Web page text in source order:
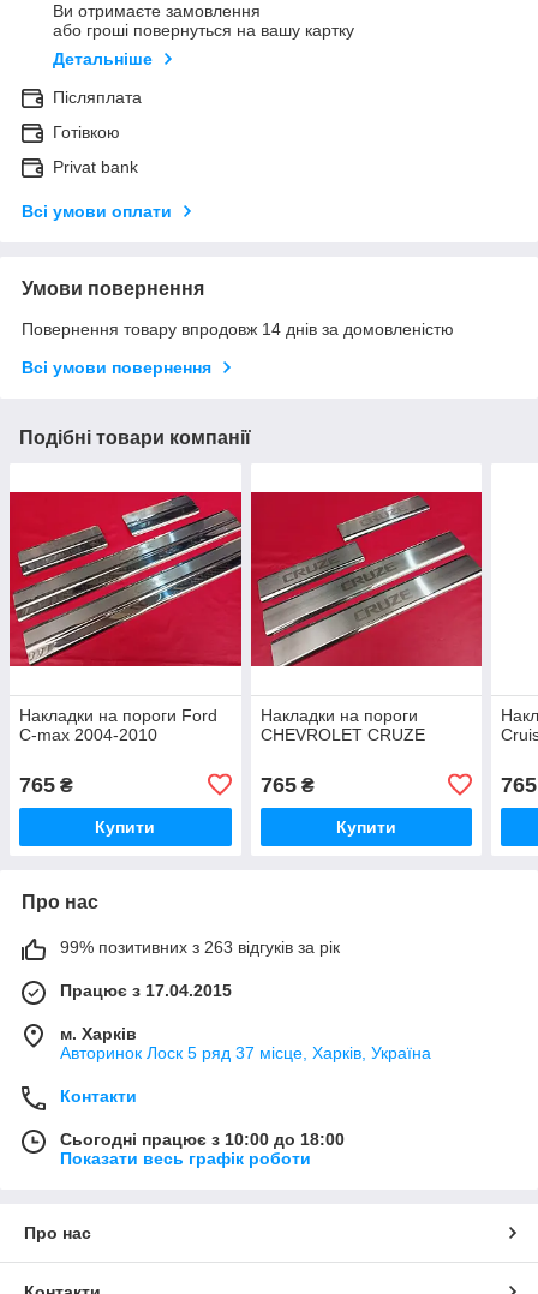
Ви отримаєте замовлення
або гроші повернуться на вашу картку
Детальніше
Післяплата
Готівкою
Privat bank
Всі умови оплати
Умови повернення
Повернення товару впродовж 14 днів за домовленістю
Всі умови повернення
Подібні товари компанії
Накладки на пороги Ford
C-max 2004-2010
765 ₴
Купити
Накладки на пороги
CHEVROLET CRUZE
765₴
Купити
765
Про нас
99% позитивних з 263 відгуків за рік
Працює з 17.04.2015
м. Харків
Авторинок Лоск 5 ряд 37 місце, Харків, Україна
Контакти
Сьогодні працює з 10:00 до 18:00
Показати весь графік роботи
Про нас